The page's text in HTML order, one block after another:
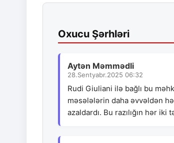
Oxucu Şərhləri
Aytən Məmmədli
28.Sentyabr.2025 06:32
Rudi Giuliani ilə bağlı bu
məsələlərin daha əvvəldən
azaldardı. Bu razılığın hər